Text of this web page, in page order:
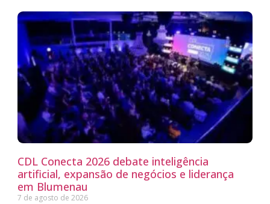
CDL Conecta 2026 debate inteligência
artificial, expansão de negócios e liderança
em Blumenau
7 de agosto de 2026